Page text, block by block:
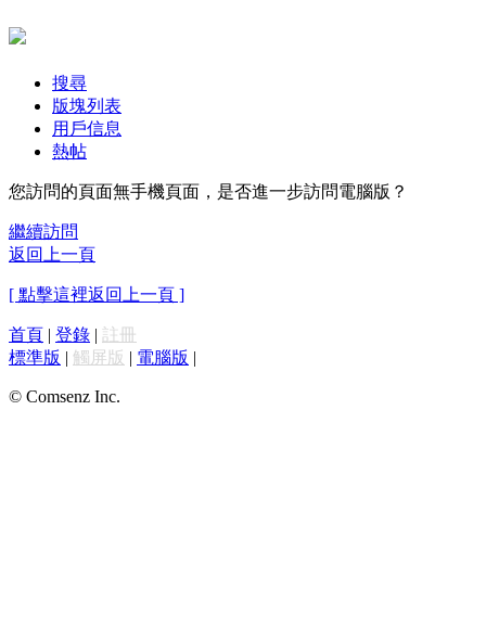
搜尋
版塊列表
用戶信息
熱帖
您訪問的頁面無手機頁面，是否進一步訪問電腦版？
繼續訪問
返回上一頁
[ 點擊這裡返回上一頁 ]
首頁 | 登錄 | 註冊
標準版 | 觸屏版 | 電腦版 |
© Comsenz Inc.